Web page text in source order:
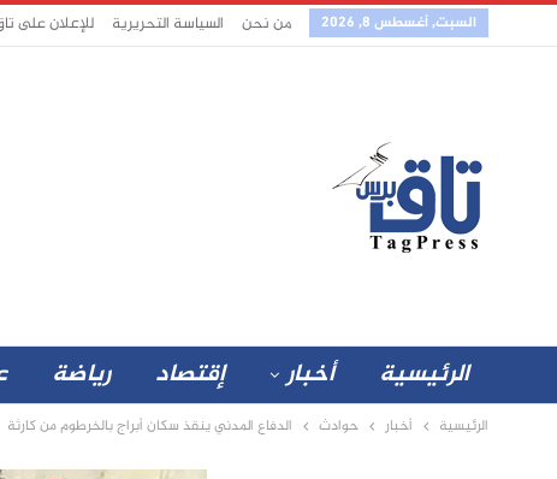
السبت, أغسطس 8, 2026 من نحن السياسة التحريرية للإعلان على
الرئيسية أخبار إقتصاد رياضة
الرئيسية أخبار حوادث الدفاع المدني ينقذ سكان أبراج بالخرطوم من كارثة